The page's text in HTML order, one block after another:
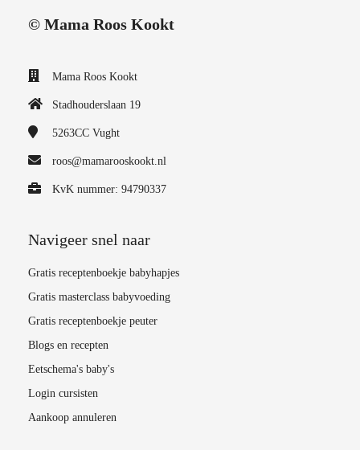
© Mama Roos Kookt
Mama Roos Kookt
Stadhouderslaan 19
5263CC Vught
roos@mamarooskookt.nl
KvK nummer: 94790337
Navigeer snel naar
Gratis receptenboekje babyhapjes
Gratis masterclass babyvoeding
Gratis receptenboekje peuter
Blogs en recepten
Eetschema's baby's
Login cursisten
Aankoop annuleren